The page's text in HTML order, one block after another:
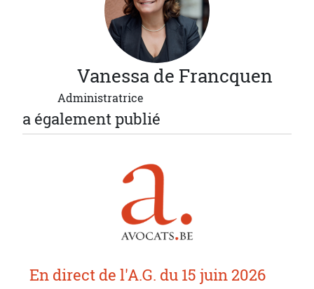
Vanessa de Francquen
Administratrice
a également publié
En direct de l'A.G. du 15 juin 2026